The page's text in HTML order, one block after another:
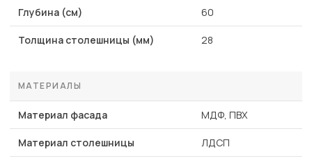
Глубина (см) 60
Толщина столешницы (мм) 28
МАТЕРИАЛЫ
Материал фасада МДФ, ПВХ
Материал столешницы ЛДСП